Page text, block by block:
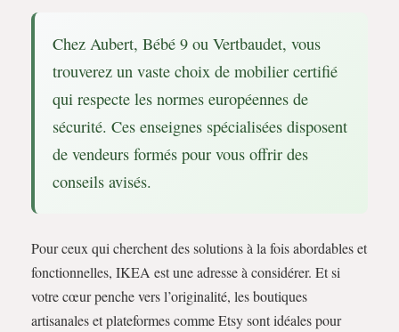
Chez Aubert, Bébé 9 ou Vertbaudet, vous
trouverez un vaste choix de mobilier certifié
qui respecte les normes européennes de
sécurité. Ces enseignes spécialisées disposent
de vendeurs formés pour vous offrir des
conseils avisés.
Pour ceux qui cherchent des solutions à la fois abordables et
fonctionnelles, IKEA est une adresse à considérer. Et si
votre cœur penche vers l’originalité, les boutiques
artisanales et plateformes comme Etsy sont idéales pour